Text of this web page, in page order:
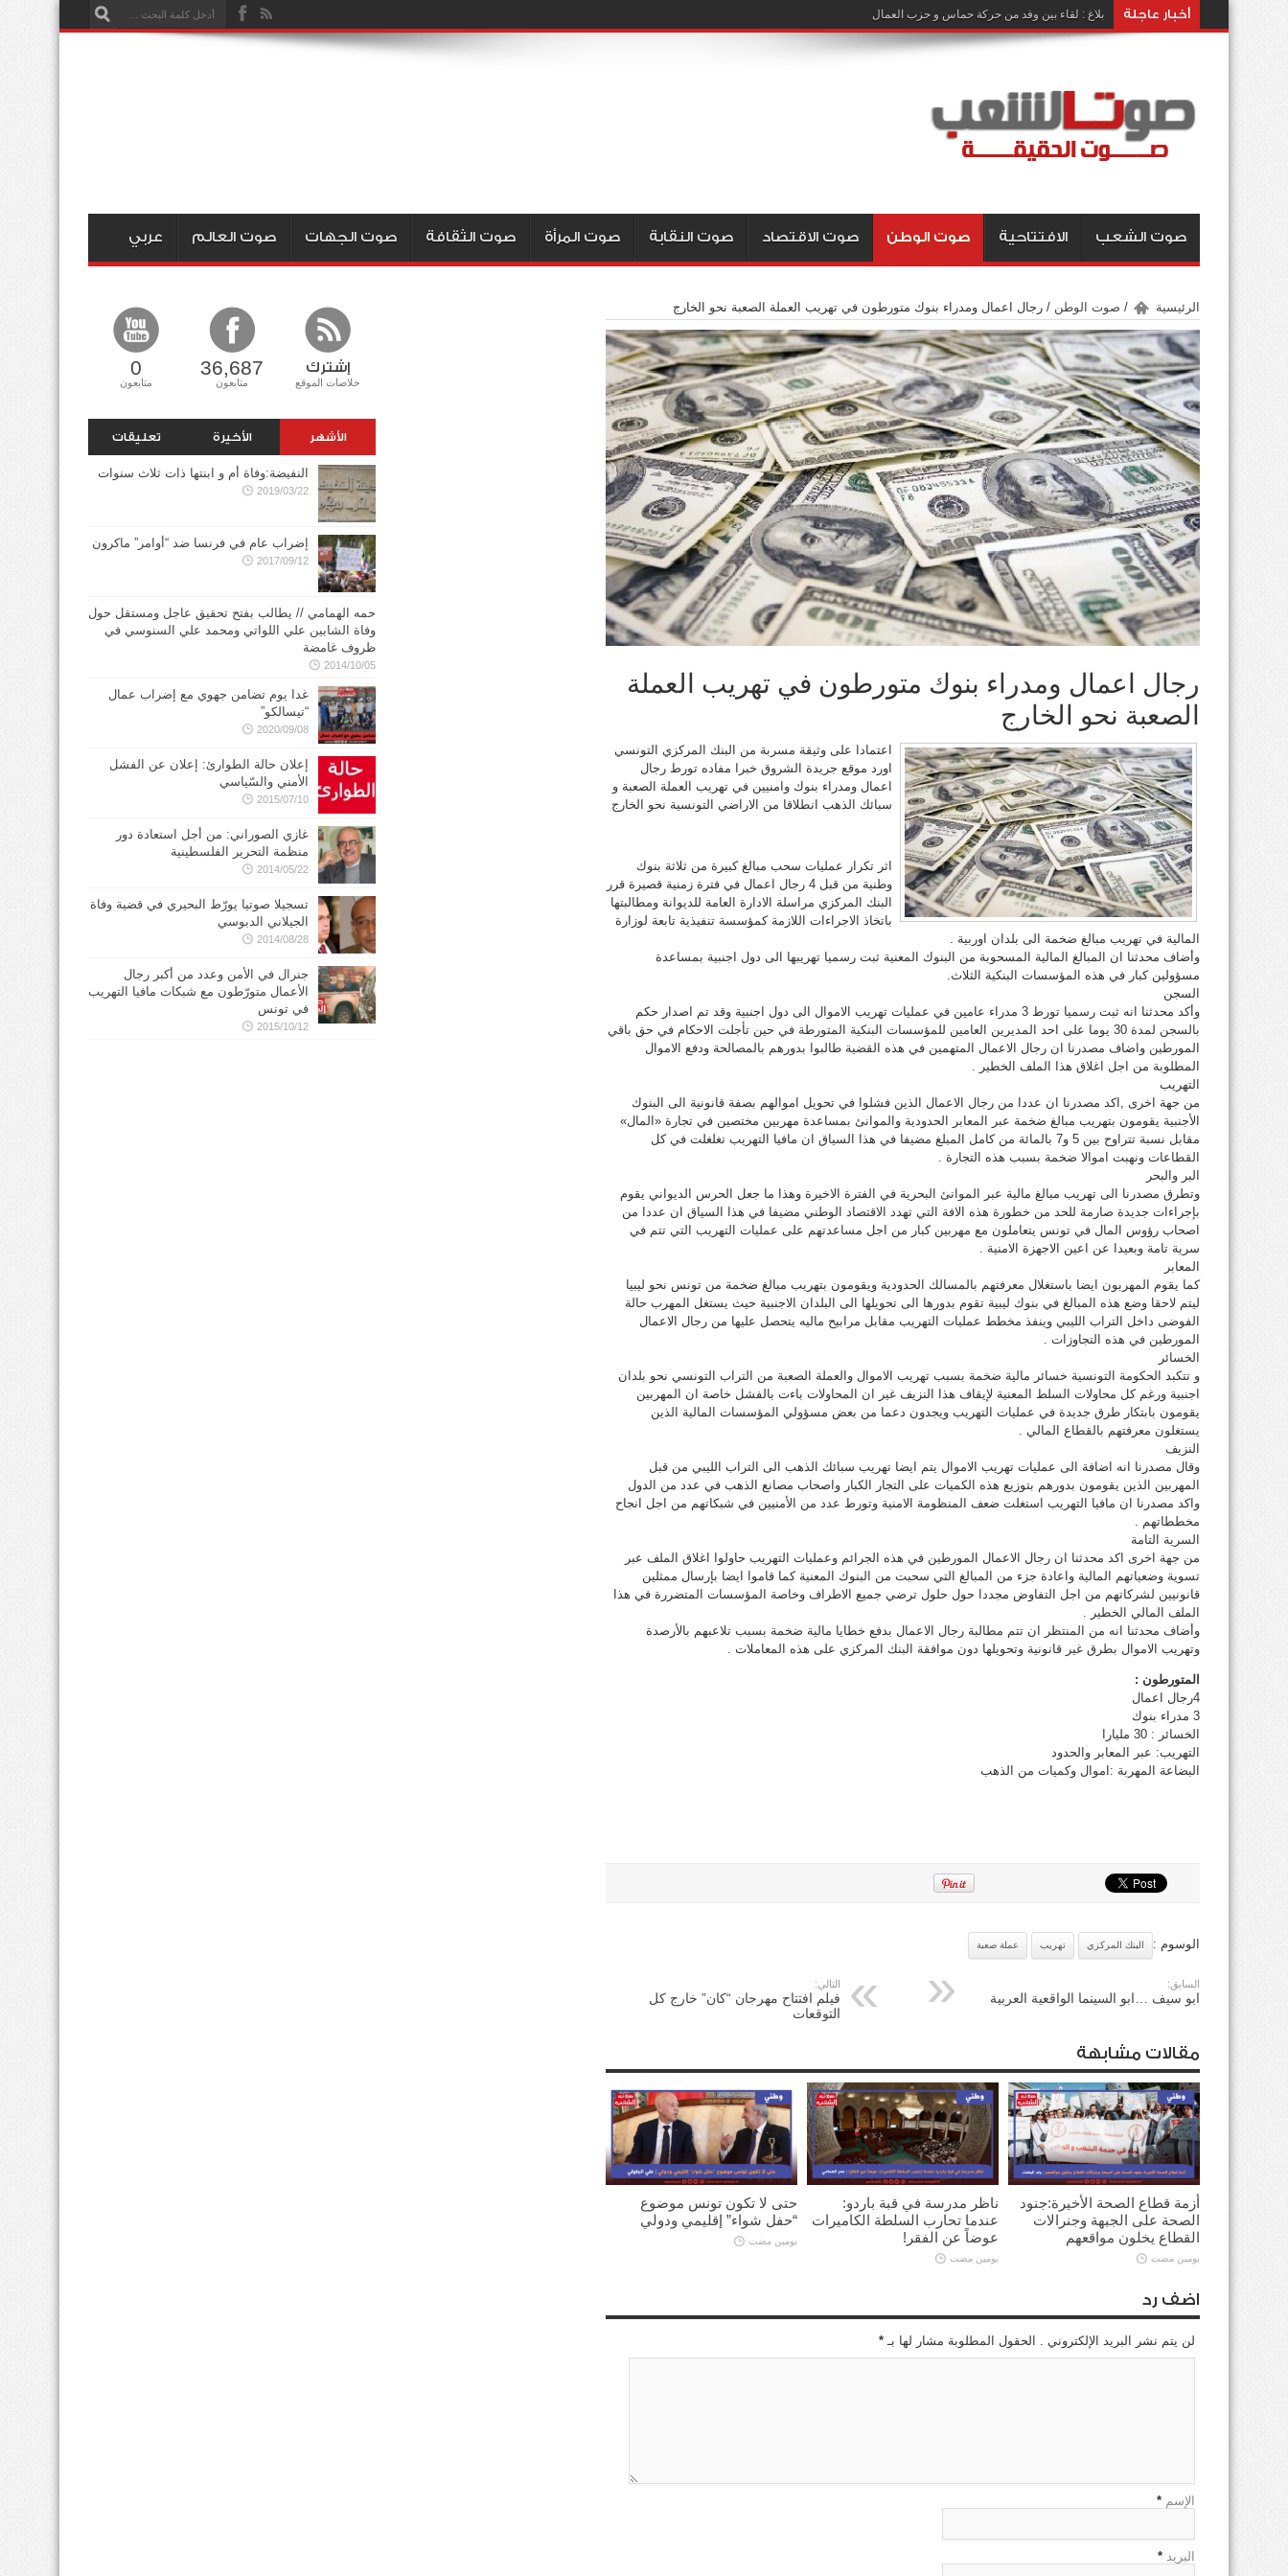
أخبار عاجلة بلاغ : لقاء بين وفد من حركة حماس و حزب العمال
صوت الشعب الافتتاحية صوت الوطن صوت الاقتصاد صوت النقابة صوت المرأة صوت الثقافة صوت الجهات صوت العالم عربي
الرئيسية / صوت الوطن / رجال اعمال ومدراء بنوك متورطون في تهريب العملة الصعبة نحو الخارج
رجال اعمال ومدراء بنوك متورطون في تهريب العملة
الصعبة نحو الخارج
اعتمادا على وثيقة مسربة من البنك المركزي التونسي
اورد موقع جريدة الشروق خبرا مفاده تورط رجال
اعمال ومدراء بنوك وامنيين في تهريب العملة الصعبة و
سبائك الذهب انطلاقا من الاراضي التونسية نحو الخارج
اثر تكرار عمليات سحب مبالغ كبيرة من ثلاثة بنوك
وطنية من قبل 4 رجال اعمال في فترة زمنية قصيرة قرر
البنك المركزي مراسلة الادارة العامة للديوانة ومطالبتها
باتخاذ الاجراءات اللازمة كمؤسسة تنفيذية تابعة لوزارة
المالية في تهريب مبالغ ضخمة الى بلدان اوربية .
وأضاف محدثنا ان المبالغ المالية المسحوبة من البنوك المعنية ثبت رسميا تهريبها الى دول اجنبية بمساعدة
مسؤولين كبار في هذه المؤسسات البنكية الثلاث.
السجن
وأكد محدثنا انه ثبت رسميا تورط 3 مدراء عامين في عمليات تهريب الاموال الى دول اجنبية وقد تم اصدار حكم
بالسجن لمدة 30 يوما على احد المديرين العامين للمؤسسات البنكية المتورطة في حين تأجلت الاحكام في حق باقي
المورطين واضاف مصدرنا ان رجال الاعمال المتهمين في هذه القضية طالبوا بدورهم بالمصالحة ودفع الاموال
المطلوبة من اجل اغلاق هذا الملف الخطير .
التهريب
من جهة اخرى ,اكد مصدرنا ان عددا من رجال الاعمال الذين فشلوا في تحويل اموالهم بصفة قانونية الى البنوك
الأجنبية يقومون بتهريب مبالغ ضخمة عبر المعابر الحدودية والموانئ بمساعدة مهربين مختصين في تجارة «المال»
مقابل نسبة تتراوح بين 5 و7 بالمائة من كامل المبلغ مضيفا في هذا السياق ان مافيا التهريب تغلغلت في كل
القطاعات ونهبت اموالا ضخمة بسبب هذه التجارة .
البر والبحر
وتطرق مصدرنا الى تهريب مبالغ مالية عبر الموانئ البحرية في الفترة الاخيرة وهذا ما جعل الحرس الديواني يقوم
بإجراءات جديدة صارمة للحد من خطورة هذه الافة التي تهدد الاقتصاد الوطني مضيفا في هذا السياق ان عددا من
اصحاب رؤوس المال في تونس يتعاملون مع مهربين كبار من اجل مساعدتهم على عمليات التهريب التي تتم في
سرية تامة وبعيدا عن اعين الاجهزة الامنية .
المعابر
كما يقوم المهربون ايضا باستغلال معرفتهم بالمسالك الحدودية ويقومون بتهريب مبالغ ضخمة من تونس نحو ليبيا
ليتم لاحقا وضع هذه المبالغ في بنوك ليبية تقوم بدورها الى تحويلها الى البلدان الاجنبية حيث يستغل المهرب حالة
الفوضى داخل التراب الليبي وينفذ مخطط عمليات التهريب مقابل مرابيح ماليه يتحصل عليها من رجال الاعمال
المورطين في هذه التجاوزات .
الخسائر
و تتكبد الحكومة التونسية خسائر مالية ضخمة بسبب تهريب الاموال والعملة الصعبة من التراب التونسي نحو بلدان
اجنبية ورغم كل محاولات السلط المعنية لإيقاف هذا النزيف غير ان المحاولات باءت بالفشل خاصة ان المهربين
يقومون بابتكار طرق جديدة في عمليات التهريب ويجدون دعما من بعض مسؤولي المؤسسات المالية الذين
يستغلون معرفتهم بالقطاع المالي .
النزيف
وقال مصدرنا انه اضافة الى عمليات تهريب الاموال يتم ايضا تهريب سبائك الذهب الى التراب الليبي من قبل
المهربين الذين يقومون بدورهم بتوزيع هذه الكميات على التجار الكبار واصحاب مصانع الذهب في عدد من الدول
واكد مصدرنا ان مافيا التهريب استغلت ضعف المنظومة الامنية وتورط عدد من الأمنيين في شبكاتهم من اجل انجاح
مخططاتهم .
السرية التامة
من جهة اخرى اكد محدثنا ان رجال الاعمال المورطين في هذه الجرائم وعمليات التهريب حاولوا اغلاق الملف عبر
تسوية وضعياتهم المالية واعادة جزء من المبالغ التي سحبت من البنوك المعنية كما قاموا ايضا بإرسال ممثلين
قانونيين لشركاتهم من اجل التفاوض مجددا حول حلول ترضي جميع الاطراف وخاصة المؤسسات المتضررة في هذا
الملف المالي الخطير .
وأضاف محدثنا انه من المنتظر ان تتم مطالبة رجال الاعمال بدفع خطايا مالية ضخمة بسبب تلاعبهم بالأرصدة
وتهريب الاموال بطرق غير قانونية وتحويلها دون موافقة البنك المركزي على هذه المعاملات .
المتورطون :
4رجال اعمال
3 مدراء بنوك
الخسائر : 30 مليارا
التهريب: عبر المعابر والحدود
البضاعة المهربة :اموال وكميات من الذهب
الوسوم : البنك المركزي تهريب عملة صعبة
السابق:
ابو سيف …ابو السينما الواقعية العربية
التالي:
فيلم افتتاح مهرجان “كان” خارج كل
التوقعات
مقالات مشابهة
أزمة قطاع الصحة الأخيرة:جنود
الصحة على الجبهة وجنرالات
القطاع يخلون مواقعهم
يومين مضت
ناظر مدرسة في قبة باردو:
عندما تحارب السلطة الكاميرات
عوضاً عن الفقر!
يومين مضت
حتى لا تكون تونس موضوع
“حفل شواء” إقليمي ودولي
يومين مضت
اضف رد
لن يتم نشر البريد الإلكتروني . الحقول المطلوبة مشار لها بـ *
الإسم *
البريد *
إشترك
خلاصات الموقع
36,687
متابعون
0
متابعون
الأشهر الأخيرة تعليقات
النفيضة:وفاة أم و ابنتها ذات ثلاث سنوات
2019/03/22
إضراب عام في فرنسا ضد “أوامر” ماكرون
2017/09/12
حمه الهمامي // يطالب بفتح تحقيق عاجل ومستقل حول
وفاة الشابين علي اللواتي ومحمد علي السنوسي في
ظروف غامضة
2014/10/05
غدا يوم تضامن جهوي مع إضراب عمال
“تيسالكو”
2020/09/08
إعلان حالة الطوارئ: إعلان عن الفشل
الأمني والسّياسي
2015/07/10
غازي الصوراني: من أجل استعادة دور
منظمة التحرير الفلسطينية
2014/05/22
تسجيلا صوتيا يورّط البحيري في قضية وفاة
الجيلاني الدبوسي
2014/08/28
جنرال في الأمن وعدد من أكبر رجال
الأعمال متورّطون مع شبكات مافيا التهريب
في تونس
2015/10/12